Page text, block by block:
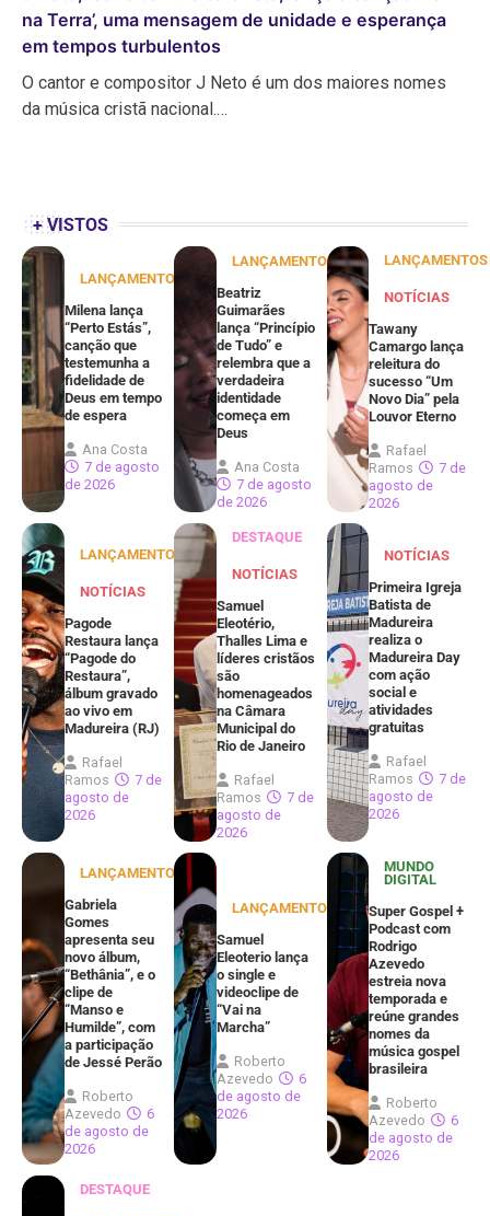
na Terra’, uma mensagem de unidade e esperança
em tempos turbulentos
O cantor e compositor J Neto é um dos maiores nomes
da música cristã nacional.…
+ VISTOS
LANÇAMENTOS
Milena lança
“Perto Estás”,
canção que
testemunha a
fidelidade de
Deus em tempo
de espera
Ana Costa
7 de agosto
de 2026
LANÇAMENTOS
Beatriz
Guimarães
lança “Princípio
de Tudo” e
relembra que a
verdadeira
identidade
começa em
Deus
Ana Costa
7 de agosto
de 2026
LANÇAMENTOS
NOTÍCIAS
Tawany
Camargo lança
releitura do
sucesso “Um
Novo Dia” pela
Louvor Eterno
Rafael
Ramos
7 de
agosto de
2026
LANÇAMENTOS
NOTÍCIAS
Pagode
Restaura lança
“Pagode do
Restaura”,
álbum gravado
ao vivo em
Madureira (RJ)
Rafael
Ramos
7 de
agosto de
2026
DESTAQUE
NOTÍCIAS
Samuel
Eleotério,
Thalles Lima e
líderes cristãos
são
homenageados
na Câmara
Municipal do
Rio de Janeiro
Rafael
Ramos
7 de
agosto de
2026
NOTÍCIAS
Primeira Igreja
Batista de
Madureira
realiza o
Madureira Day
com ação
social e
atividades
gratuitas
Rafael
Ramos
7 de
agosto de
2026
LANÇAMENTOS
Gabriela
Gomes
apresenta seu
novo álbum,
“Bethânia”, e o
clipe de
“Manso e
Humilde”, com
a participação
de Jessé Perão
Roberto
Azevedo
6
de agosto de
2026
LANÇAMENTOS
Samuel
Eleoterio lança
o single e
videoclipe de
“Vai na
Marcha”
Roberto
Azevedo
6
de agosto de
2026
MUNDO
DIGITAL
Super Gospel +
Podcast com
Rodrigo
Azevedo
estreia nova
temporada e
reúne grandes
nomes da
música gospel
brasileira
Roberto
Azevedo
6
de agosto de
2026
DESTAQUE